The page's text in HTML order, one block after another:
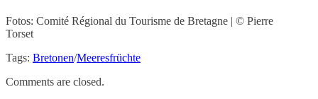
Fotos: Comité Régional du Tourisme de Bretagne | © Pierre
Torset
Tags: Bretonen/Meeresfrüchte
Comments are closed.